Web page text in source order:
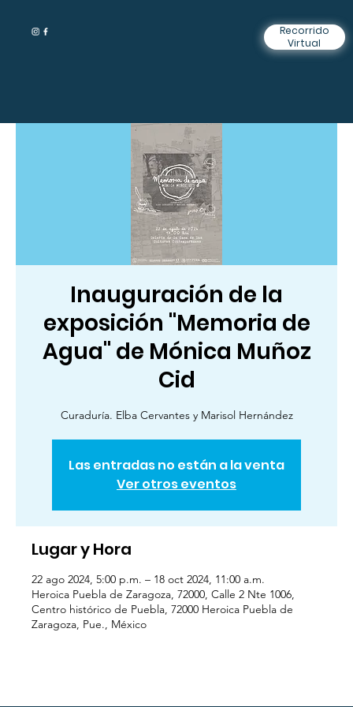
Recorrido
Virtual
Inauguración de la
exposición "Memoria de
Agua" de Mónica Muñoz
Cid
Curaduría. Elba Cervantes y Marisol Hernández
Las entradas no están a la venta
Ver otros eventos
Lugar y Hora
22 ago 2024, 5:00 p.m. – 18 oct 2024, 11:00 a.m.
Heroica Puebla de Zaragoza, 72000, Calle 2 Nte 1006,
Centro histórico de Puebla, 72000 Heroica Puebla de
Zaragoza, Pue., México